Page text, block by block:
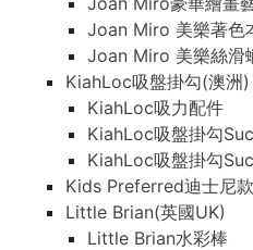
Joan Miro 美樂著色
Joan Miro 美樂絲滑
KiahLoc吸盤掛勾(澳洲)
KiahLoc吸力配件
KiahLoc吸盤掛勾
KiahLoc吸盤掛勾
Kids Preferred迪士尼
Little Brian(英國UK)
Little Brian水彩棒